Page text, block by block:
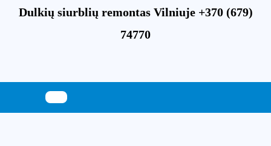
Dulkių siurblių remontas Vilniuje +370 (679)
74770